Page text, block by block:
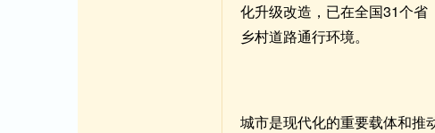
化升级改造，已在全国31个
乡村道路通行环境。
城市是现代化的重要载体和推